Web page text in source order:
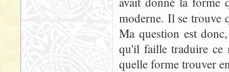
moderne. Il se trouve
Ma question est
qu'il faille traduire ce
quelle forme trouver